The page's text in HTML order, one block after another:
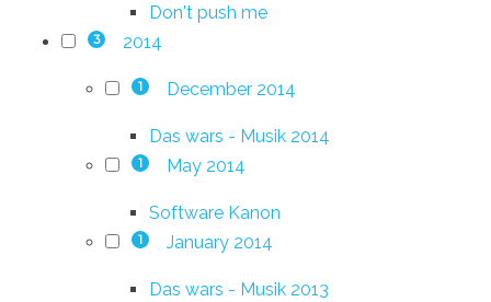
Don't push me
3 2014
1 December 2014
Das wars - Musik 2014
1 May 2014
Software Kanon
1 January 2014
Das wars - Musik 2013